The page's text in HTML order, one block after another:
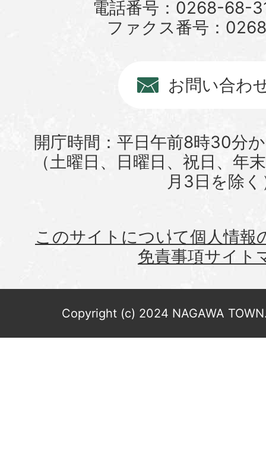
電話番号：0268-68-
ファクス番号：
お問い合わ
開庁時間：平日午前8時30分
（土曜日、日曜日、祝日、年
月3日を除く
このサイトについて個人情報
免責事項サイト
Copyright (c) 2024 NAGAWA